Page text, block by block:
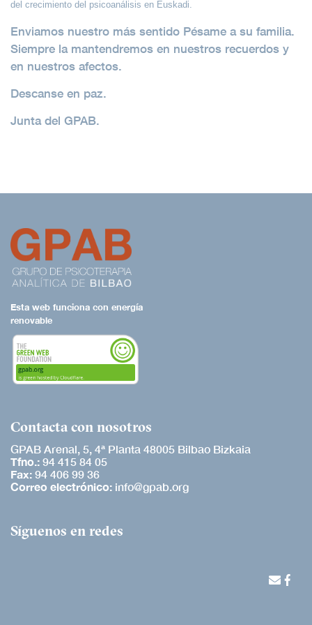
INSCRIPCIÓN
ENLACES
del crecimiento del psicoanálisis en Euskadi.
Enviamos nuestro más sentido Pésame a su familia.
Siempre la mantendremos en nuestros recuerdos y
en nuestros afectos.
Descanse en paz.
Junta del GPAB.
Esta web funciona con energía
renovable
Contacta con nosotros
GPAB Arenal, 5, 4ª Planta 48005 Bilbao Bizkaia
Tfno.: 94 415 84 05
Fax: 94 406 99 36
Correo electrónico: info@gpab.org
Síguenos en redes